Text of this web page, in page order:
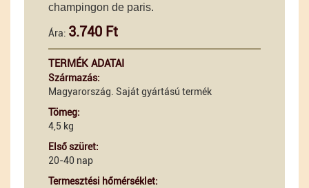
champingon de paris.
Ára: 3.740 Ft
TERMÉK ADATAI
Származás:
Magyarország. Saját gyártású termék
Tömeg:
4,5 kg
Első szüret:
20-40 nap
Termesztési hőmérséklet: